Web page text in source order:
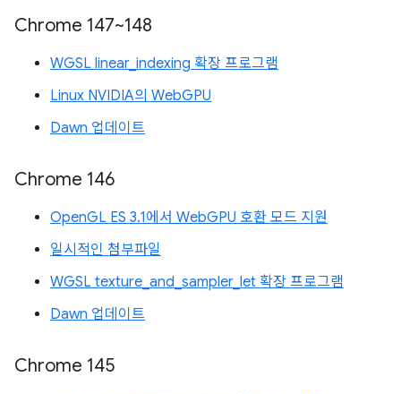
Chrome 147~148
WGSL linear_indexing 확장 프로그램
Linux NVIDIA의 WebGPU
Dawn 업데이트
Chrome 146
OpenGL ES 3.1에서 WebGPU 호환 모드 지원
일시적인 첨부파일
WGSL texture_and_sampler_let 확장 프로그램
Dawn 업데이트
Chrome 145